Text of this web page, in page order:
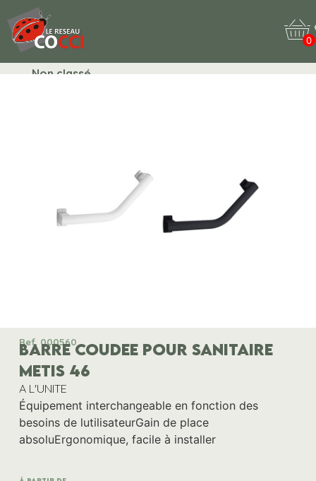
0
Non classé
Ref. 000560
BARRE COUDEE POUR SANITAIRE
METIS 46
A L'UNITE
Équipement interchangeable en fonction des
besoins de lutilisateurGain de place
absoluErgonomique, facile à installer